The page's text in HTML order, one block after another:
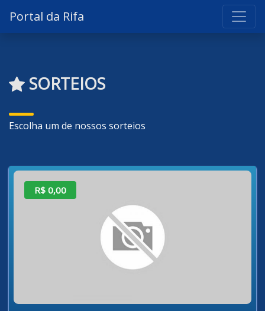
Portal da Rifa
SORTEIOS
Escolha um de nossos sorteios
R$ 0,00